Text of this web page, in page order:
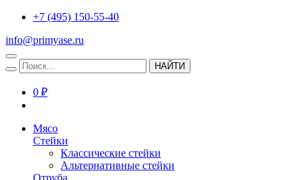
+7 (495) 150-55-40
info@primyase.ru
НАЙТИ
0 ₽
Мясо
Стейки
Классические стейки
Альтернативные стейки
Отруба